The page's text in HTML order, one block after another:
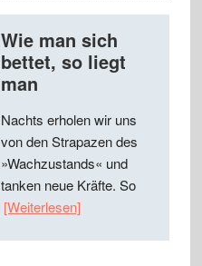
Wie man sich
bettet, so liegt
man
Nachts erholen wir uns
von den Strapazen des
»Wachzustands« und
tanken neue Kräfte. So
[Weiterlesen]